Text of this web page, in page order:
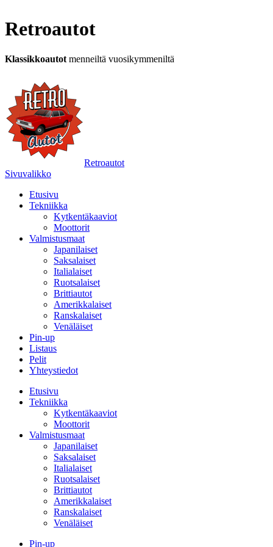
Retroautot
Klassikkoautot menneiltä vuosikymmeniltä
Retroautot
Sivuvalikko
Etusivu
Tekniikka
Kytkentäkaaviot
Moottorit
Valmistusmaat
Japanilaiset
Saksalaiset
Italialaiset
Ruotsalaiset
Brittiautot
Amerikkalaiset
Ranskalaiset
Venäläiset
Pin-up
Listaus
Pelit
Yhteystiedot
Etusivu
Tekniikka
Kytkentäkaaviot
Moottorit
Valmistusmaat
Japanilaiset
Saksalaiset
Italialaiset
Ruotsalaiset
Brittiautot
Amerikkalaiset
Ranskalaiset
Venäläiset
Pin-up